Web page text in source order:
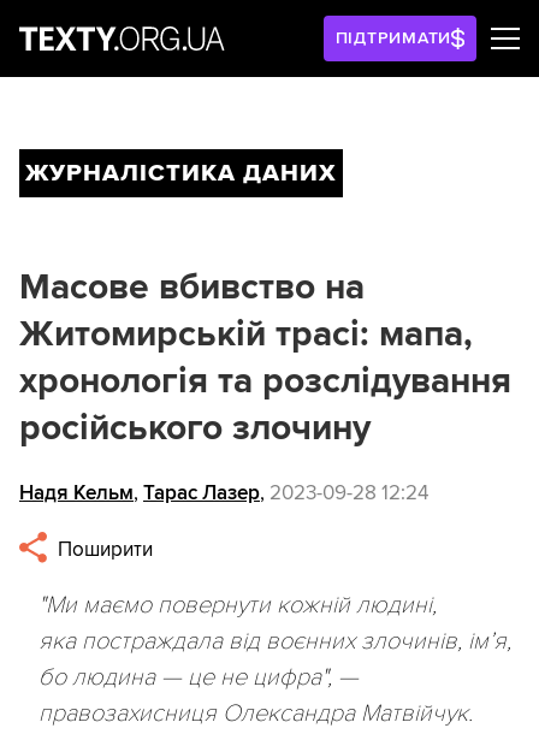
ПІДТРИМАТИ
ЖУРНАЛІСТИКА ДАНИХ
Масове вбивство на
Житомирській трасі: мапа,
хронологія та розслідування
російського злочину
Надя Кельм, Тарас Лазер, 2023-09-28 12:24
Поширити
"Ми маємо повернути кожній людині,
яка постраждала від воєнних злочинів, ім’я,
бо людина — це не цифра", —
правозахисниця Олександра Матвійчук.